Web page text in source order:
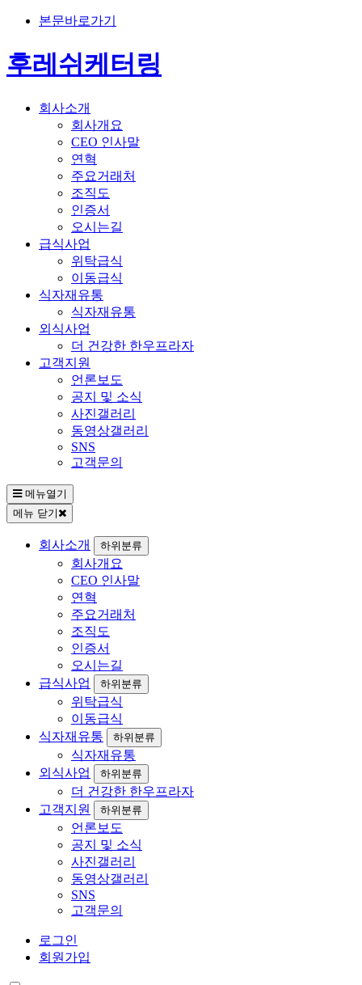
본문바로가기
후레쉬케터링
회사소개
회사개요
CEO 인사말
연혁
주요거래처
조직도
인증서
오시는길
급식사업
위탁급식
이동급식
식자재유통
식자재유통
외식사업
더 건강한 한우프라자
고객지원
언론보도
공지 및 소식
사진갤러리
동영상갤러리
SNS
고객문의
메뉴열기
메뉴 닫기
회사소개 하위분류
회사개요
CEO 인사말
연혁
주요거래처
조직도
인증서
오시는길
급식사업
하위분류
위탁급식
이동급식
식자재유통
하위분류
식자재유통
외식사업
하위분류
더 건강한 한우프라자
고객지원
하위분류
언론보도
공지 및 소식
사진갤러리
동영상갤러리
SNS
고객문의
로그인
회원가입